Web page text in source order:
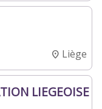
Liège
LIEGEOISE